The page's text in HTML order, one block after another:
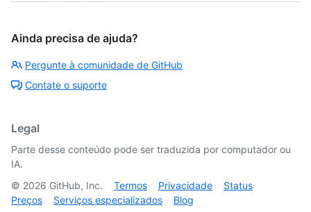
Ainda precisa de ajuda?
Pergunte à comunidade de GitHub
Contate o suporte
Legal
Parte desse conteúdo pode ser traduzida por computador ou
IA.
© 2026 GitHub, Inc. Termos Privacidade
Status
Preços
Serviços especializados Blog